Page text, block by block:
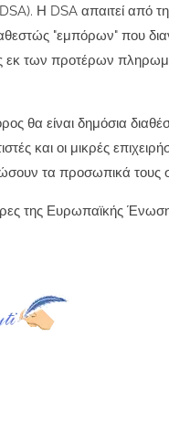
Η DSA απαιτεί από
"εμπόρων" που
εκ των προτέρων
θα είναι δημόσια
και οι μικρές
τα προσωπικά τους
της Ευρωπαϊκής